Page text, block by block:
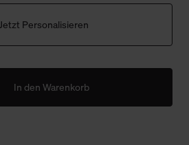
Jetzt Personalisieren
In den Warenkorb